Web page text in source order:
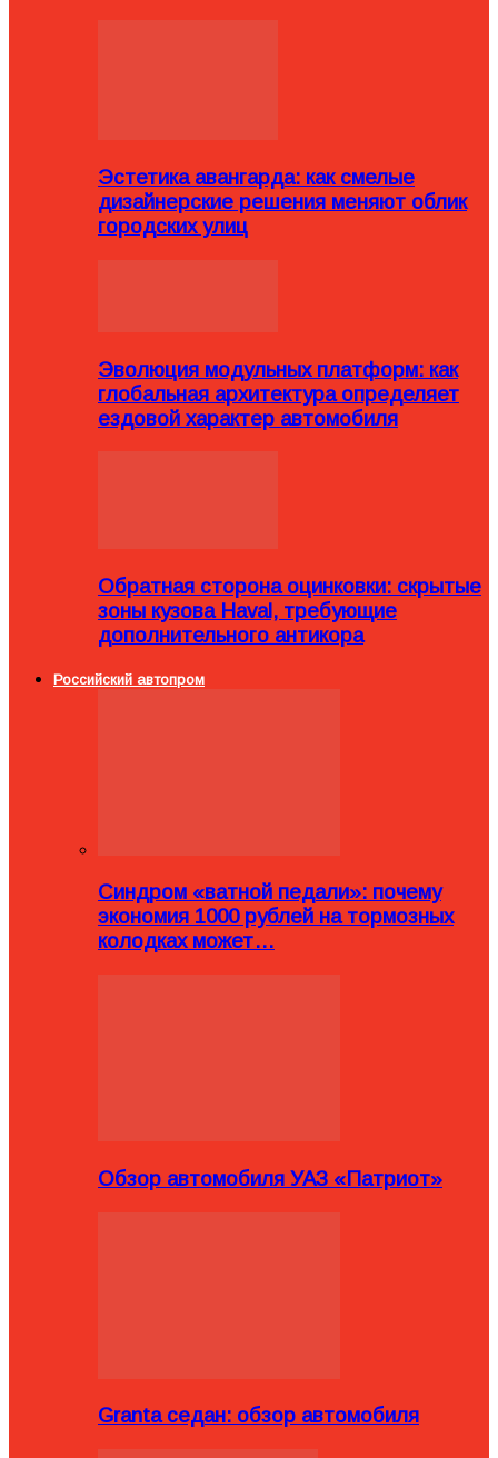
Эстетика авангарда: как смелые
дизайнерские решения меняют облик
городских улиц
Эволюция модульных платформ: как
глобальная архитектура определяет
ездовой характер автомобиля
Обратная сторона оцинковки: скрытые
зоны кузова Haval, требующие
дополнительного антикора
Российский автопром
Синдром «ватной педали»: почему
экономия 1000 рублей на тормозных
колодках может…
Обзор автомобиля УАЗ «Патриот»
Granta седан: обзор автомобиля